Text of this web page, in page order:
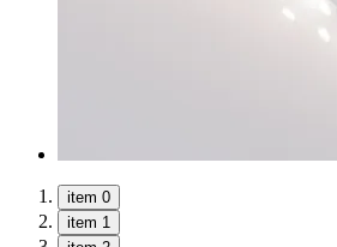
item 0
item 1